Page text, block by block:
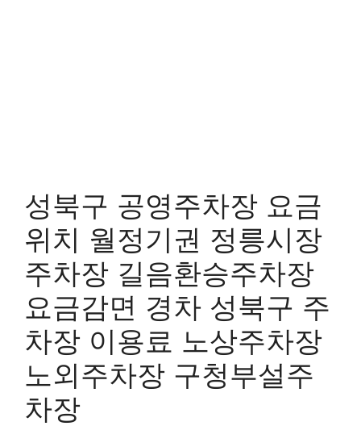
성북구 공영주차장 요금
위치 월정기권 정릉시장
주차장 길음환승주차장
요금감면 경차 성북구 주
차장 이용료 노상주차장
노외주차장 구청부설주
차장